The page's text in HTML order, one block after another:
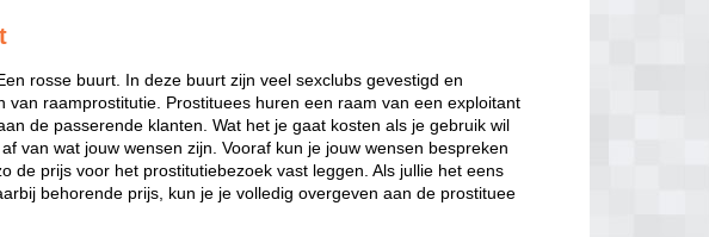
rosse buurt. In deze buurt zijn veel sexclubs gevestigd en
van raamprostitutie. Prostituees huren een raam van een exploitant
de passerende klanten. Wat het je gaat kosten als je gebruik wil
van wat jouw wensen zijn. Vooraf kun je jouw wensen bespreken
de prijs voor het prostitutiebezoek vast leggen. Als jullie het eens
behorende prijs, kun je je volledig overgeven aan de prostituee